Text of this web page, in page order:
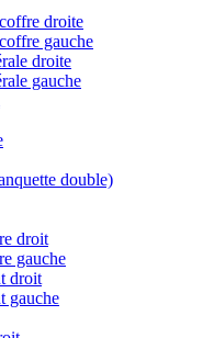
droite
gauche
droite
gauche
double)
droit
gauche
droit
gauche